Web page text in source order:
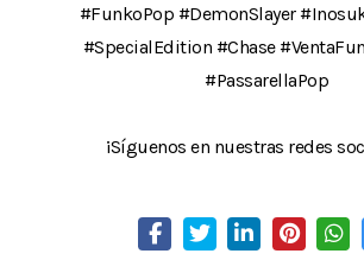
#FunkoPop #DemonSlayer
#SpecialEdition #Chase
#PassarellaPop
¡Síguenos en nuestras redes